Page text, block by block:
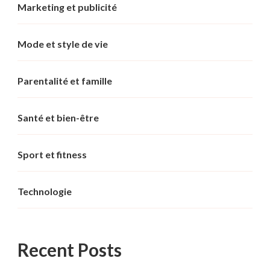
Marketing et publicité
Mode et style de vie
Parentalité et famille
Santé et bien-être
Sport et fitness
Technologie
Recent Posts